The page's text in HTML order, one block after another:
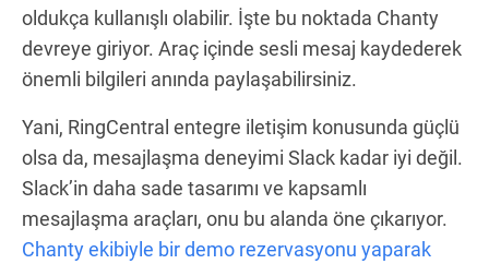
oldukça kullanışlı olabilir. İşte bu noktada Chanty
devreye giriyor. Araç içinde sesli mesaj kaydederek
önemli bilgileri anında paylaşabilirsiniz.
Yani, RingCentral entegre iletişim konusunda güçlü
olsa da, mesajlaşma deneyimi Slack kadar iyi değil.
Slack’in daha sade tasarımı ve kapsamlı
mesajlaşma araçları, onu bu alanda öne çıkarıyor.
Chanty ekibiyle bir demo rezervasyonu yaparak